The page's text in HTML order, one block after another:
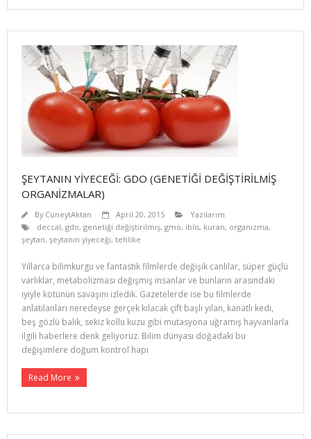
ŞEYTANIN YİYECEĞİ: GDO (GENETİĞİ DEĞİŞTİRİLMİŞ
ORGANİZMALAR)
By CuneytAktan April 20, 2015
Yazılarım
deccal, gdo, genetiği değiştirilmiş, gmo, iblis, kuran, organizma,
şeytan, şeytanın yiyeceği, tehlike
Yıllarca bilimkurgu ve fantastik filmlerde değişik canlılar, süper güçlü
varlıklar, metabolizması değişmiş insanlar ve bun­ların arasındaki
iyiyle kötünün savaşını izledik. Gazetelerde ise bu filmlerde
anlatılanları neredeyse gerçek kılacak çift başlı yılan, kanatlı kedi,
beş gözlü balık, sekiz kollu kuzu gibi mutasyona uğramış hayvanlarla
ilgili haberlere denk geliyoruz. Bilim dünyası doğadaki bu
değişimlere doğum kontrol hapı
Read More